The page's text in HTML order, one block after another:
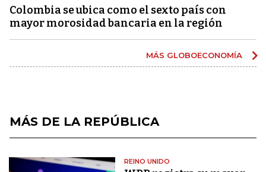
Colombia se ubica como el sexto país con
mayor morosidad bancaria en la región
MÁS GLOBOECONOMÍA
MÁS DE LA REPÚBLICA
REINO UNIDO